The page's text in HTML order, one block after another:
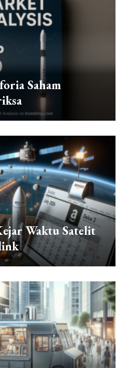
Saham
Waktu Satelit